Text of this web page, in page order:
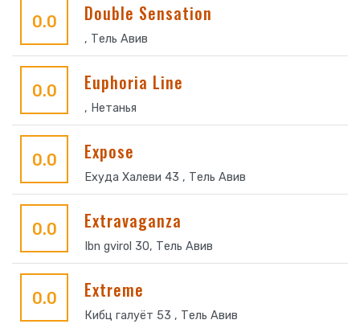
0.0 Double Sensation
, Тель Авив
0.0 Euphoria Line
, Нетанья
0.0 Expose
Ехуда Халеви 43 , Тель Авив
0.0 Extravaganza
Ibn gvirol 30, Тель Авив
0.0 Extreme
Кибц галуёт 53 , Тель Авив